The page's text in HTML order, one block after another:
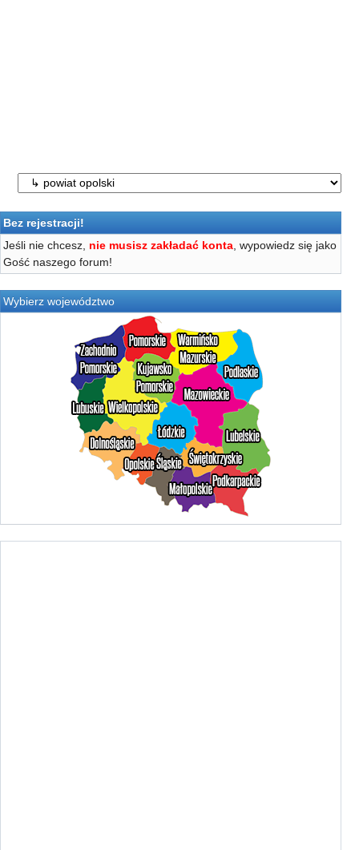
Bez rejestracji!
Jeśli nie chcesz, nie musisz zakładać konta , wypowiedz się jako
Gość naszego forum!
Wybierz województwo